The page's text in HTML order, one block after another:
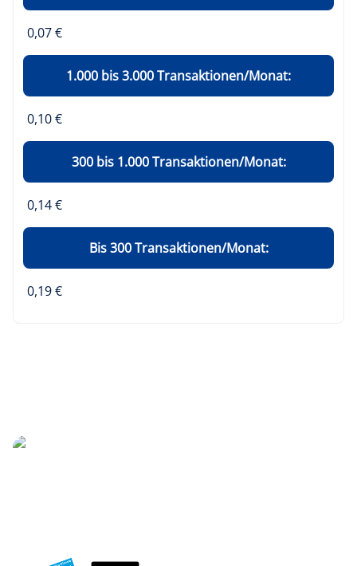
0,07 €
1.000 bis 3.000 Transaktionen/Monat:
0,10 €
300 bis 1.000 Transaktionen/Monat:
0,14 €
Bis 300 Transaktionen/Monat:
0,19 €